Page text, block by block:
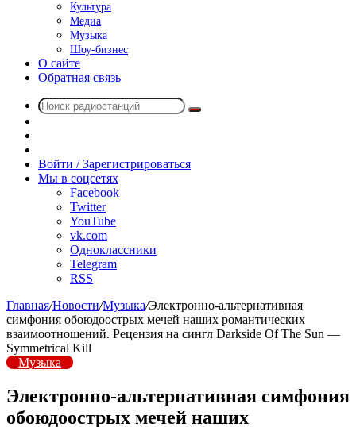
Культура
Медиа
Музыка
Шоу-бизнес
О сайте
Обратная связь
Поиск
радио
Войти / Зарегистрироваться
Мы в соцсетях
Facebook
Twitter
YouTube
vk.com
Одноклассники
Telegram
RSS
Главная/Новости/Музыка/Электронно-альтернативная
симфония обоюдоострых мечей наших романтических
взаимоотношений. Рецензия на сингл Darkside Of The Sun —
Symmetrical Kill
Музыка
Электронно-альтернативная симфония
обоюдоострых мечей наших